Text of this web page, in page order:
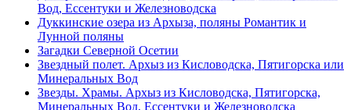
Вод, Ессентуки и Железноводска
Дуккинские озера из Архыза, поляны Романтик и
Лунной поляны
Загадки Северной Осетии
Звездный полет. Архыз из Кисловодска, Пятигорска или
Минеральных Вод
Звезды. Храмы. Архыз из Кисловодска, Пятигорска,
Минеральных Вод, Ессентуки и Железноводска